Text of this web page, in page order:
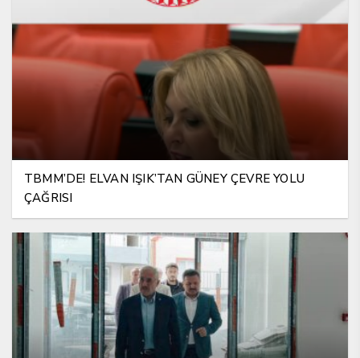
TBMM’DE! ELVAN IŞIK’TAN GÜNEY ÇEVRE YOLU
ÇAĞRISI